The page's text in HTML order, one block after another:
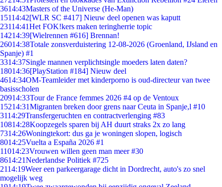
3614:43Masters of the Universe (He-Man)
15114:42[WLR SC #417] Nieuw deel openen was kaputt
23114:41Het FOK!kers maken teringherrie topic
14214:39[Wielrennen #616] Brennan!
26014:38Totale zonsverduistering 12-08-2026 (Groenland, IJsland en
Spanje) #1
3314:37Single mannen verplichtsingle moeders laten daten?
18014:36[PlayStation #184] Nieuw deel
4614:34OM-Teamleider met kinderporno is oud-directeur van twee
basisscholen
20914:33Tour de France femmes 2026 #4 op de Ventoux
15214:31Migranten breken door grens naar Ceuta in Spanje,l #10
3114:29Transfergeruchten en contractverlenging #83
10814:28Koopzegels sparen bij AH duurt straks 2x zo lang
7314:26Woningtekort: dus ga je woningen slopen, logisch
8014:25Vuelta a España 2026 #1
11014:23Vrouwen willen geen man meer #30
8614:21Nederlandse Politiek #725
2114:19Weer een parkeergarage dicht in Dordrecht, auto's zo snel
mogelijk weg